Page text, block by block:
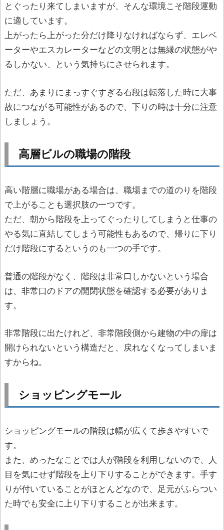
とぐったり来てしまいますが、そんな環境こそ階段運動
に適しています。
上がったら上がった分だけ降りなければならず、エレベ
ーターやエスカレーターなどの文明とは無縁の状態がや
るしかない、という気持ちにさせられます。
ただ、あまりにまっすぐすぎる石段は転落した時に大事
故につながる可能性があるので、下りの時は十分に注意
しましょう。
高層ビルの職場の階段
高い階層に職場がある場合は、職場までの道のりを階段
で上がることも選択肢の一つです。
ただ、朝から階段を上ってぐったりしてしまうと仕事の
やる気に直結してしまう可能性もあるので、帰りに下り
だけ階段にするというのも一つの手です。
普通の階段がなく、階段は非常口しかないという場合
は、非常口のドアの開閉状態を確認する必要がありま
す。
非常階段に出たけれど、非常階段側から建物の中の扉は
開けられないという構造だと、戻れなくなってしまいま
すからね。
ショッピングモール
ショッピングモールの階段は幅が広くて歩きやすいで
す。
また、めったなことでは人が階段を利用しないので、人
目を気にせず階段を上り下りすることができます。手す
りが付いていることがほとんどなので、足元がふらつい
た時でも安全に上り下りすることが出来ます。